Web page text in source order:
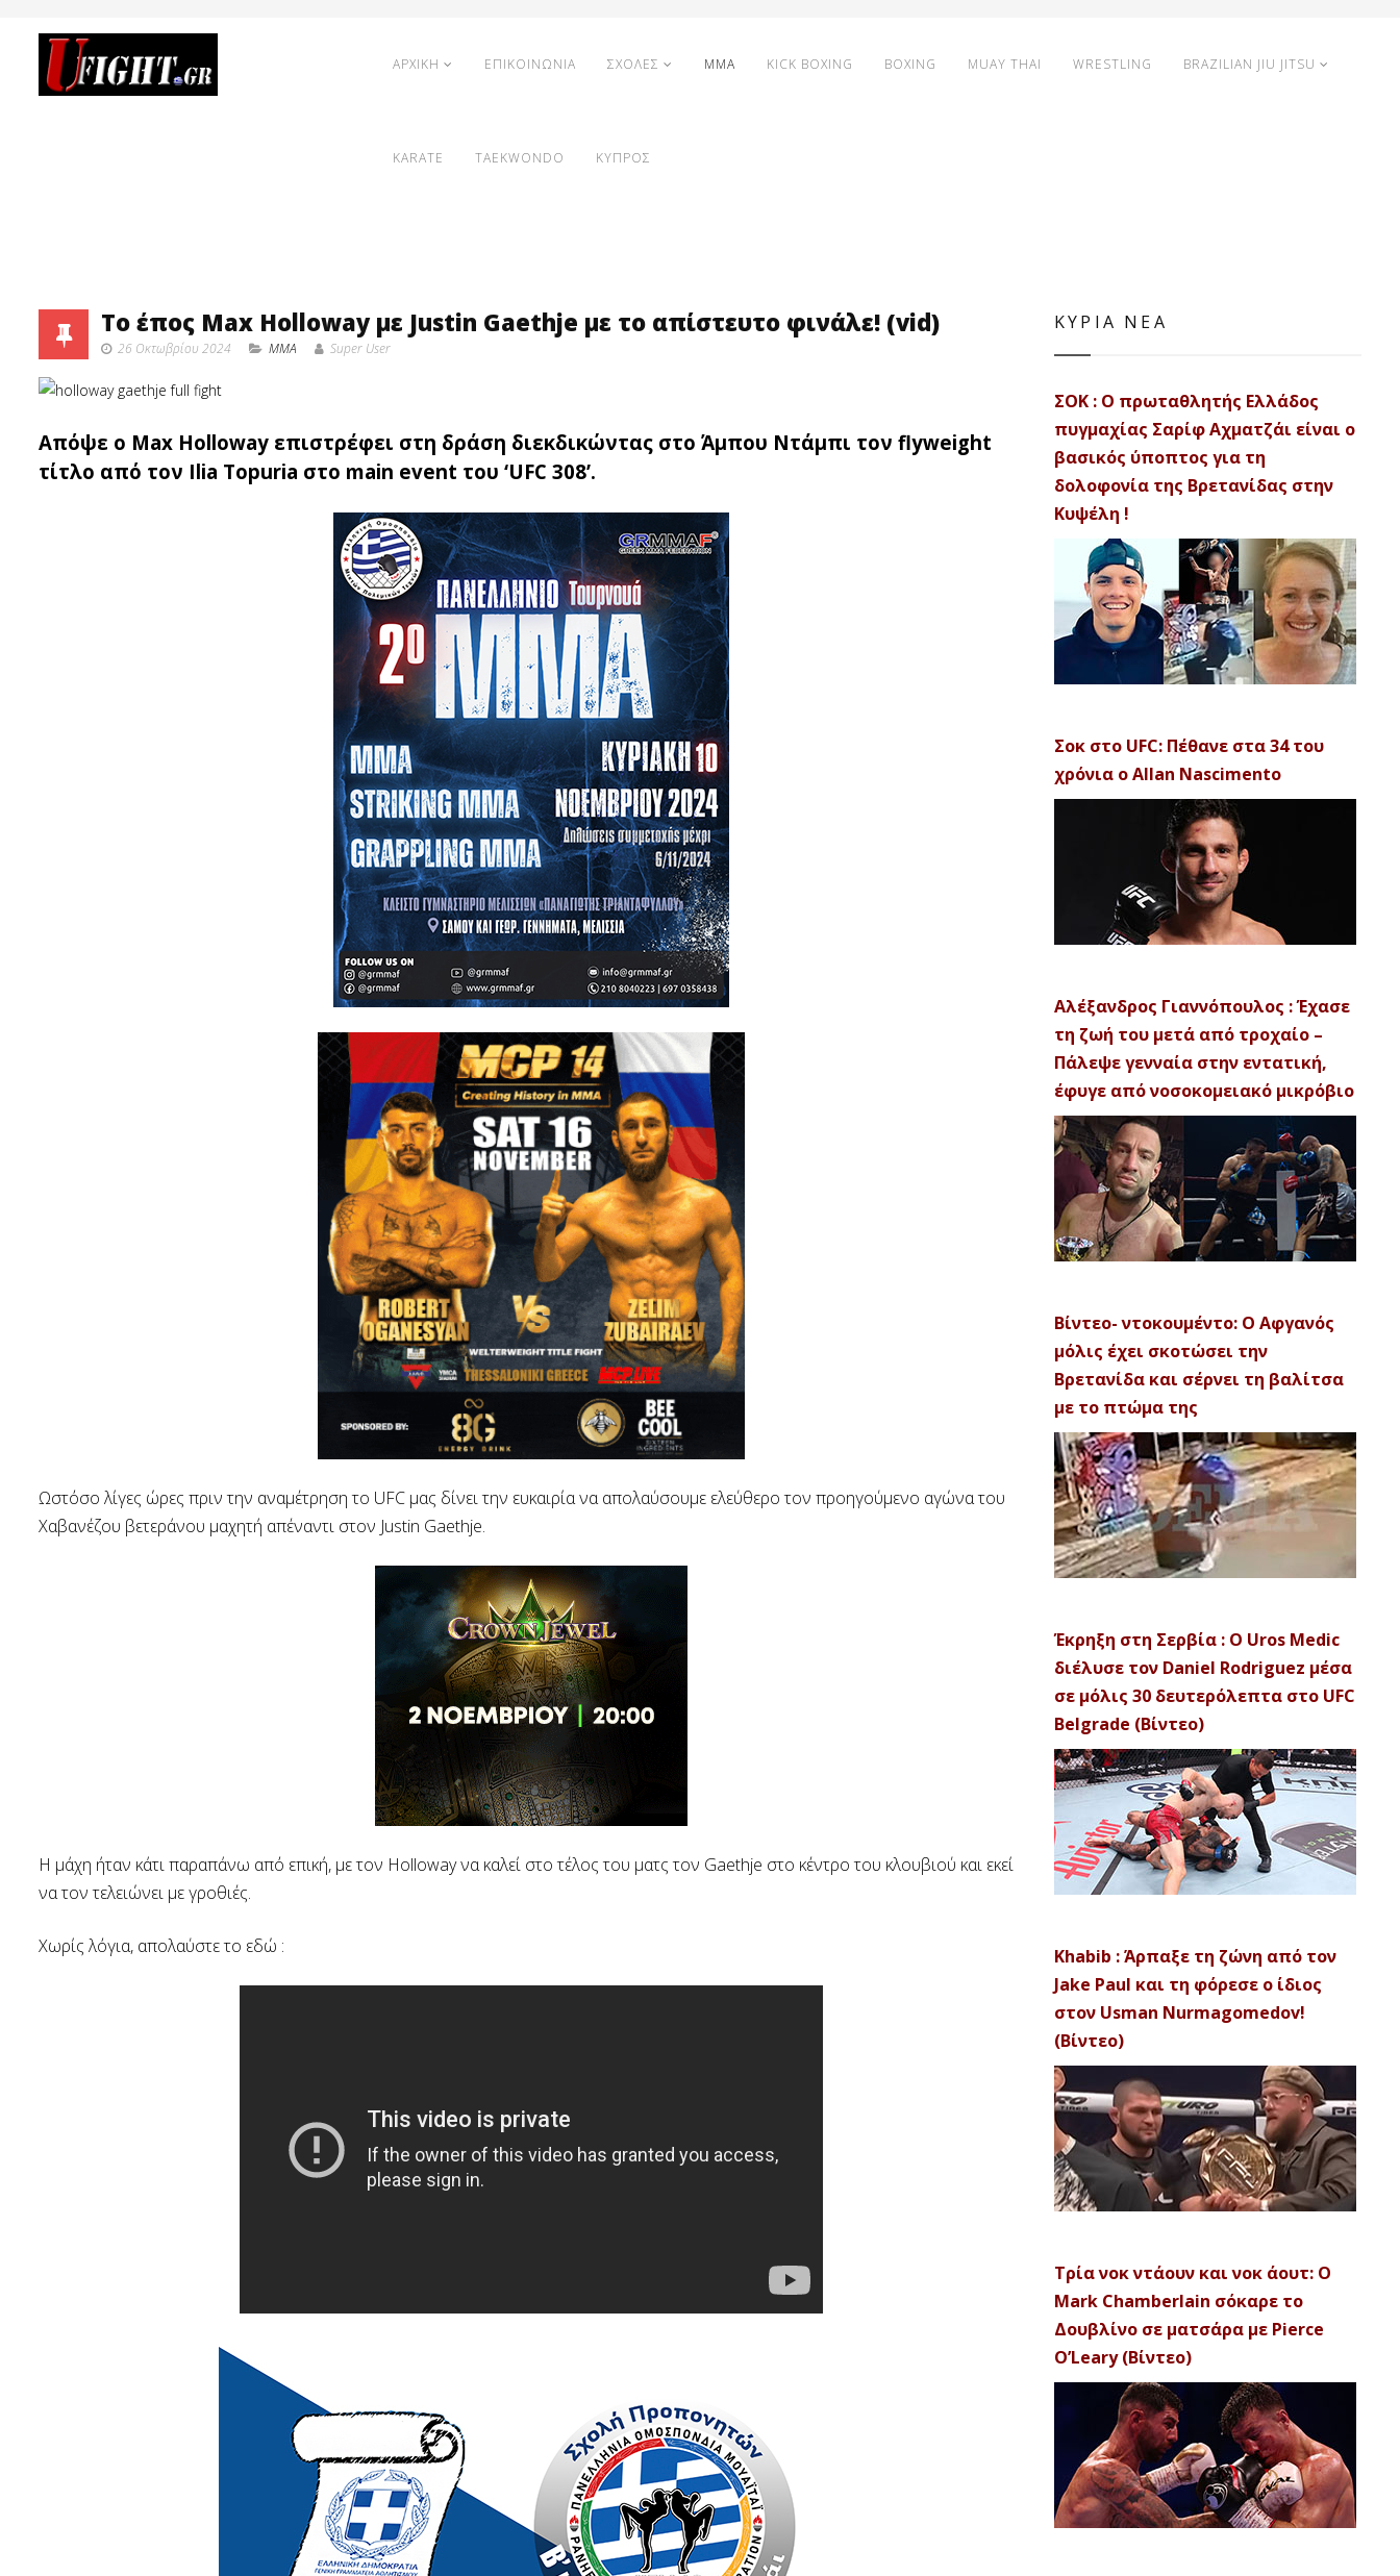
ΑΡΧΙΚΗ ΕΠΙΚΟΙΝΩΝΙΑ ΣΧΟΛΕΣ MMA KICK BOXING BOXING MUAY THAI WRESTLING BRAZILIAN JIU JITSU
KARATE TAEKWONDO ΚΥΠΡΟΣ
Το έπος Max Holloway με Justin Gaethje με το απίστευτο φινάλε! (vid)
26 Οκτωβρίου 2024 MMA Super User
Απόψε ο Max Holloway επιστρέφει στη δράση διεκδικώντας στο Άμπου Ντάμπι τον flyweight
τίτλο από τον Ilia Topuria στο main event του ‘UFC 308’.
Ωστόσο λίγες ώρες πριν την αναμέτρηση το UFC μας δίνει την ευκαιρία να απολαύσουμε ελεύθερο τον προηγούμενο αγώνα του
Χαβανέζου βετεράνου μαχητή απέναντι στον Justin Gaethje.
Η μάχη ήταν κάτι παραπάνω από επική, με τον Holloway να καλεί στο τέλος του ματς τον Gaethje στο κέντρο του κλουβιού και εκεί
να τον τελειώνει με γροθιές.
Χωρίς λόγια, απολαύστε το εδώ :
ΚΥΡΙΑ ΝΕΑ
ΣΟΚ : Ο πρωταθλητής Ελλάδος
πυγμαχίας Σαρίφ Αχματζάι είναι ο
βασικός ύποπτος για τη
δολοφονία της Βρετανίδας στην
Κυψέλη !
Σοκ στο UFC: Πέθανε στα 34 του
χρόνια ο Allan Nascimento
Αλέξανδρος Γιαννόπουλος : Έχασε
τη ζωή του μετά από τροχαίο –
Πάλεψε γενναία στην εντατική,
έφυγε από νοσοκομειακό μικρόβιο
Βίντεο- ντοκουμέντο: Ο Αφγανός
μόλις έχει σκοτώσει την
Βρετανίδα και σέρνει τη βαλίτσα
με το πτώμα της
Έκρηξη στη Σερβία : Ο Uros Medic
διέλυσε τον Daniel Rodriguez μέσα
σε μόλις 30 δευτερόλεπτα στο UFC
Belgrade (Βίντεο)
Khabib : Άρπαξε τη ζώνη από τον
Jake Paul και τη φόρεσε ο ίδιος
στον Usman Nurmagomedov!
(Βίντεο)
Τρία νοκ ντάουν και νοκ άουτ: Ο
Mark Chamberlain σόκαρε το
Δουβλίνο σε ματσάρα με Pierce
O’Leary (Βίντεο)